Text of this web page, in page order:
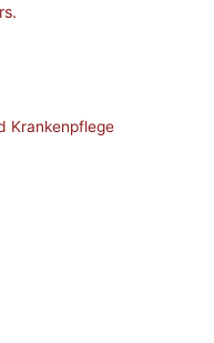
Krankenpflege